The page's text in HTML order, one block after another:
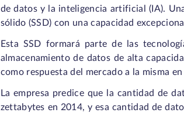
de datos y la inteligencia artificial (IA).
sólido (SSD) con una capacidad
Esta SSD formará parte de las
almacenamiento de datos de alta
como respuesta del mercado a la misma
La empresa predice que la cantidad de
zettabytes en 2014, y esa cantidad de